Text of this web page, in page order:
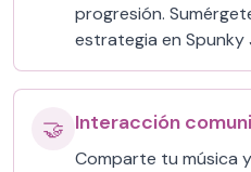
progresión.
estrategia en Spunky
🤝 Interacción
Comparte tu música